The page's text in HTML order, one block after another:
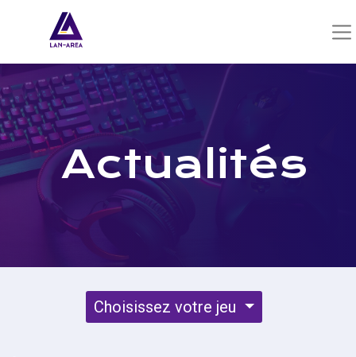
Actualités
Choisissez votre jeu